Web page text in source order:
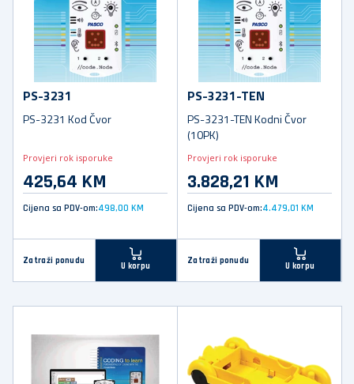
PS-3231
PS-3231 Kod Čvor
Provjeri rok isporuke
425,64 KM
Cijena sa PDV-om:498,00 KM
Zatraži ponudu
U korpu
PS-3231-TEN
PS-3231-TEN Kodni Čvor
(10PK)
Provjeri rok isporuke
3.828,21 KM
Cijena sa PDV-om:4.479,01 KM
Zatraži ponudu
U korpu